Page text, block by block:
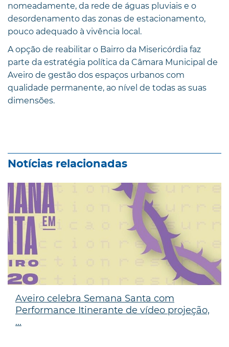
nomeadamente, da rede de águas pluviais e o
desordenamento das zonas de estacionamento,
pouco adequado à vivência local.
A opção de reabilitar o Bairro da Misericórdia faz
parte da estratégia política da Câmara Municipal de
Aveiro de gestão dos espaços urbanos com
qualidade permanente, ao nível de todas as suas
dimensões.
Notícias relacionadas
Aveiro celebra Semana Santa com
Performance Itinerante de vídeo projeção,
...